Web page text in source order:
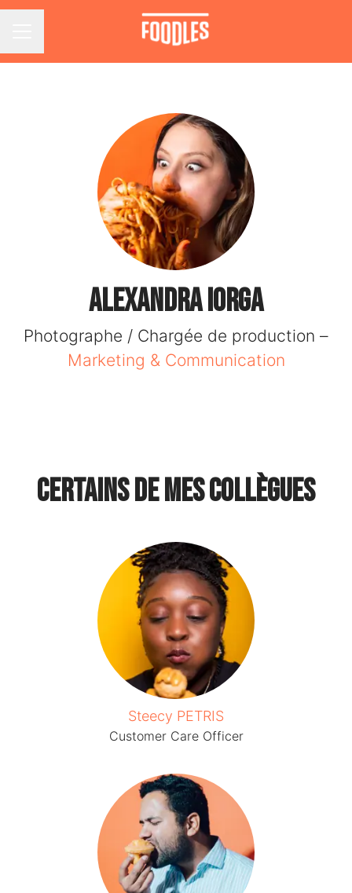
Alexandra Iorga
Photographe / Chargée de production –
Marketing & Communication
Certains de mes collègues
Steecy PETRIS
Customer Care Officer